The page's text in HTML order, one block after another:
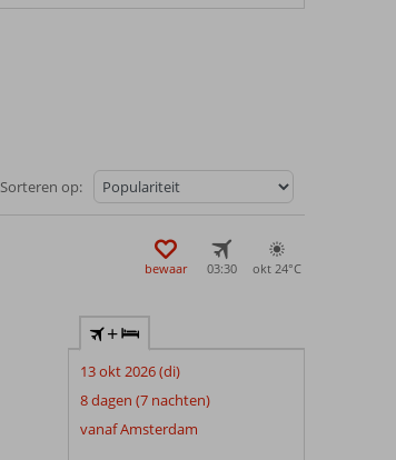
Sorteren op:
bewaar 03:30 okt 24°C
+
13 okt 2026 (di)
8 dagen (7 nachten)
vanaf Amsterdam